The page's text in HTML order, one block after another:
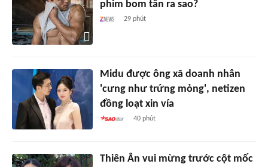
phim bom tấn ra sao?
29 phút
Midu được ông xã doanh nhân
'cưng như trứng mỏng', netizen
đồng loạt xin vía
40 phút
Thiên Ân vui mừng trước cột mốc